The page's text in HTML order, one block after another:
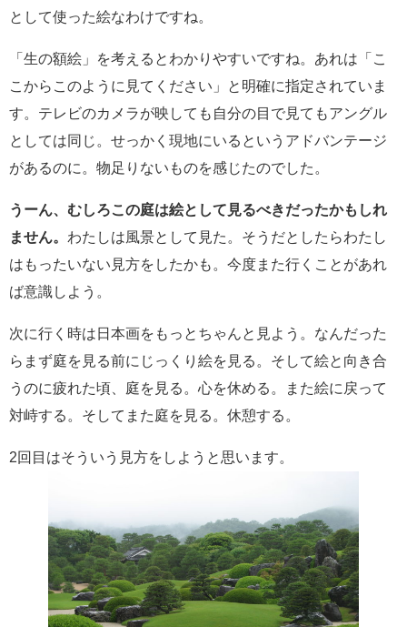
として使った絵なわけですね。
「生の額絵」を考えるとわかりやすいですね。あれは「こ
こからこのように見てください」と明確に指定されていま
す。テレビのカメラが映しても自分の目で見てもアングル
としては同じ。せっかく現地にいるというアドバンテージ
があるのに。物足りないものを感じたのでした。
うーん、むしろこの庭は絵として見るべきだったかもしれ
ません。 わたしは風景として見た。そうだとしたらわたし
はもったいない見方をしたかも。今度また行くことがあれ
ば意識しよう。
次に行く時は日本画をもっとちゃんと見よう。なんだった
らまず庭を見る前にじっくり絵を見る。そして絵と向き合
うのに疲れた頃、庭を見る。心を休める。また絵に戻って
対峙する。そしてまた庭を見る。休憩する。
2回目はそういう見方をしようと思います。